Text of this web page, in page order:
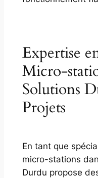
Expertise
Micro-
Solutions
Projets
En tant que
micro-stations
Durdu propose